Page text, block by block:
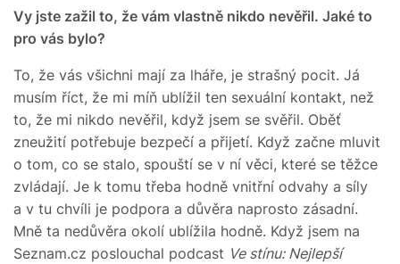
Vy jste zažil to, že vám vlastně nikdo nevěřil. Jaké to
pro vás bylo?
To, že vás všichni mají za lháře, je strašný pocit. Já
musím říct, že mi míň ublížil ten sexuální kontakt, než
to, že mi nikdo nevěřil, když jsem se svěřil. Oběť
zneužití potřebuje bezpečí a přijetí. Když začne mluvit
o tom, co se stalo, spouští se v ní věci, které se těžce
zvládají. Je k tomu třeba hodně vnitřní odvahy a síly
a v tu chvíli je podpora a důvěra naprosto zásadní.
Mně ta nedůvěra okolí ublížila hodně. Když jsem na
Seznam.cz poslouchal podcast Ve stínu: Nejlepší